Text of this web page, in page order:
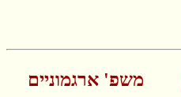
משפ' ארגמוניים